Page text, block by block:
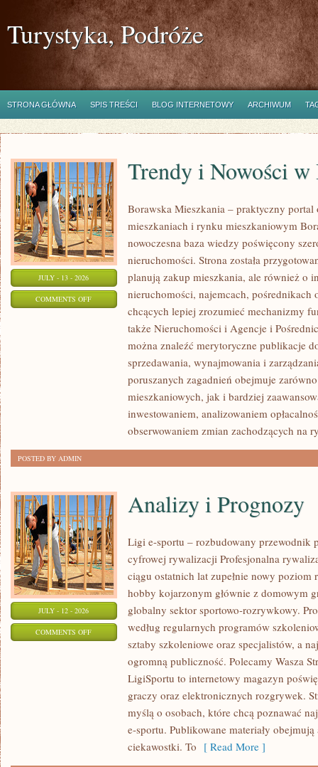
Turystyka, Podróże
STRONA GŁÓWNA SPIS TREŚCI BLOG INTERNETOWY ARCHIWUM
JULY - 13 - 2026
COMMENTS OFFON
Trendy i Nowości w
Borawska Mieszkania – praktyczny portal
mieszkaniach i rynku mieszkaniowym
nowoczesna baza wiedzy poświęcony
nieruchomości. Strona została
planują zakup mieszkania, ale również o
nieruchomości, najemcach,
chcących lepiej zrozumieć mechanizmy
także Nieruchomości i Agencje i
można znaleźć merytoryczne publikacje
sprzedawania, wynajmowania i
poruszanych zagadnień obejmuje
mieszkaniowych, jak i bardziej
inwestowaniem, analizowaniem
obserwowaniem zmian zachodzących na
POSTED BY ADMIN
JULY - 12 - 2026
COMMENTS OFFON
PROGNOZY
Analizy i Prognozy
Ligi e-sportu – rozbudowany przewodnik
cyfrowej rywalizacji Profesjonalna
ciągu ostatnich lat zupełnie nowy poziom
hobby kojarzonym głównie z domowym
globalny sektor sportowo-rozrywkowy.
według regularnych programów
sztaby szkoleniowe oraz specjalistów, a
ogromną publiczność. Polecamy Wasza
LigiSportu to internetowy magazyn
graczy oraz elektronicznych rozgrywek.
myślą o osobach, które chcą poznawać
e-sportu. Publikowane materiały
ciekawostki. To [ Read More ]